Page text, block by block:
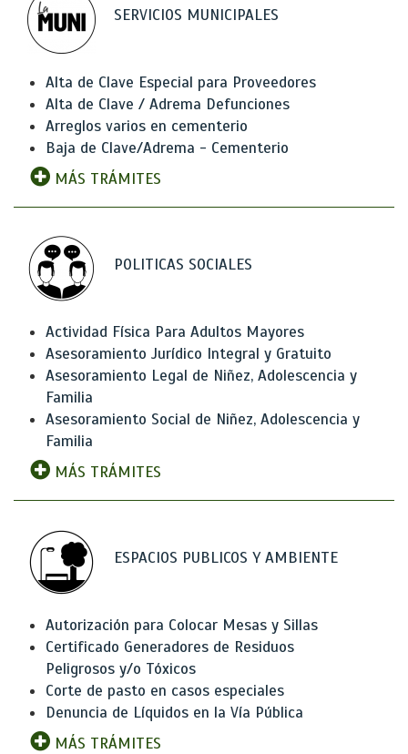
SERVICIOS MUNICIPALES
Alta de Clave Especial para Proveedores
Alta de Clave / Adrema Defunciones
Arreglos varios en cementerio
Baja de Clave/Adrema - Cementerio
MÁS TRÁMITES
POLITICAS SOCIALES
Actividad Física Para Adultos Mayores
Asesoramiento Jurídico Integral y Gratuito
Asesoramiento Legal de Niñez, Adolescencia y
Familia
Asesoramiento Social de Niñez, Adolescencia y
Familia
MÁS TRÁMITES
ESPACIOS PUBLICOS Y AMBIENTE
Autorización para Colocar Mesas y Sillas
Certificado Generadores de Residuos
Peligrosos y/o Tóxicos
Corte de pasto en casos especiales
Denuncia de Líquidos en la Vía Pública
MÁS TRÁMITES